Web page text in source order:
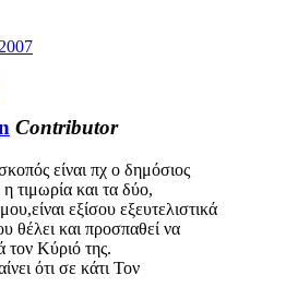
Contributor
είναι πχ ο δημόσιος
τιμωρία και τα δύο,
εξίσου εξευτελιστικά
θέλει και προσπαθεί να
τον Κύριό της.
ότι σε κάτι Τον